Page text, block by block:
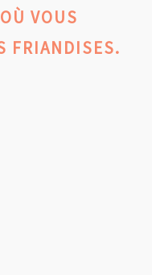
VOUS
FRIANDISES.